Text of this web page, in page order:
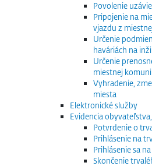
Povolenie
Pripojenie na
vjazdu z
Určenie
haváriách na
Určenie
miestnej
Vyhradenie,
miesta
Elektronické služby
Evidencia
Potvrdenie o
Prihlásenie na
Prihlásenie sa
Skončenie